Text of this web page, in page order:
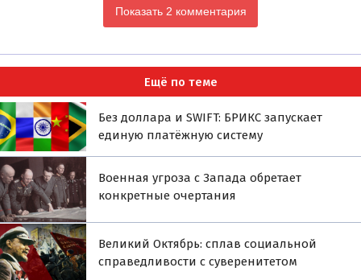
Показать 2 комментария
Ещё по теме
Без доллара и SWIFT: БРИКС запускает
единую платёжную систему
Военная угроза с Запада обретает
конкретные очертания
Великий Октябрь: сплав социальной
справедливости с суверенитетом